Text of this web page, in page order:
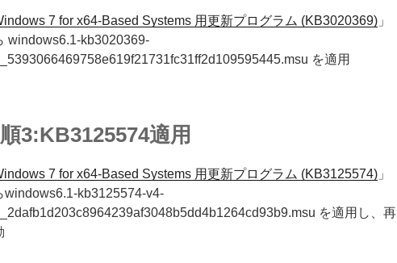
7 for x64-Based Systems 用更新プログラム (KB3020369) 」
windows6.1-kb3020369-
を適用
3:KB3125574適用
7 for x64-Based Systems 用更新プログラム (KB3125574) 」
windows6.1-kb3125574-v4-
を適用し、再